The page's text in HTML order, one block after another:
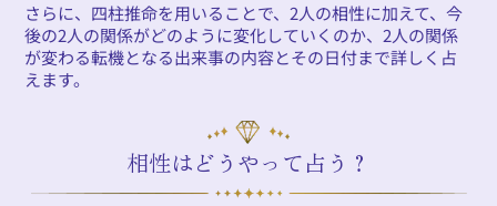
さらに、四柱推命を用いることで、2人の相性に加えて、今
後の2人の関係がどのように変化していくのか、2人の関係
が変わる転機となる出来事の内容とその日付まで詳しく占
えます。
相性はどうやって占う？